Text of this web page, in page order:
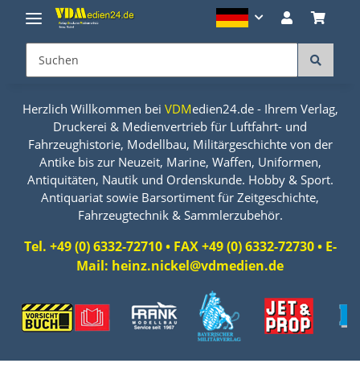
Herzlich Willkommen bei VDMedien24.de - Ihrem Verlag,
Druckerei & Medienvertrieb für Luftfahrt- und
Fahrzeughistorie, Modellbau, Militärgeschichte von der
Antike bis zur Neuzeit, Marine, Waffen, Uniformen,
Antiquitäten, Nautik und Ordenskunde. Hobby & Sport.
Antiquariat sowie Barsortiment für Zeitgeschichte,
Fahrzeugtechnik & Sammlerzubehör.
Tel. +49 (0) 6332-72710 • FAX +49 (0) 6332-72730 • E-
Mail: heinz.nickel@vdmedien.de